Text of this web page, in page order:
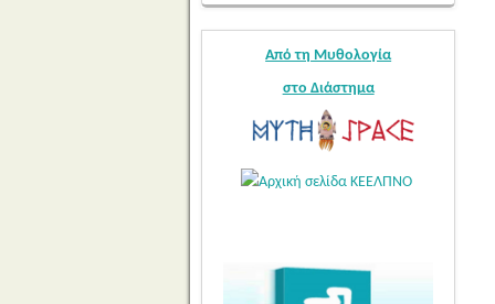
Από τη Μυθολογία
στο Διάστημα